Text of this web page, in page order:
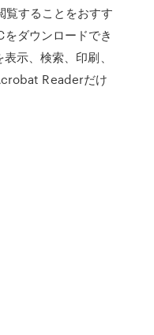
覧することをおすす
ダウンロードでき
示、検索、印刷、
Readerだけ